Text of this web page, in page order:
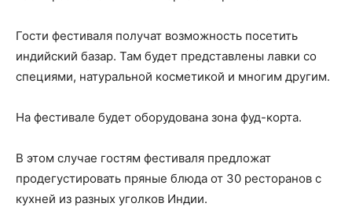
Гости фестиваля получат возможность посетить
индийский базар. Там будет представлены лавки со
специями, натуральной косметикой и многим другим.
На фестивале будет оборудована зона фуд-корта.
В этом случае гостям фестиваля предложат
продегустировать пряные блюда от 30 ресторанов с
кухней из разных уголков Индии.